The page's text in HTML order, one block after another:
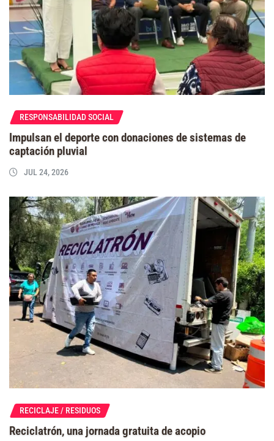
RESPONSABILIDAD SOCIAL
Impulsan el deporte con donaciones de sistemas de
captación pluvial
JUL 24, 2026
RECICLAJE / RESIDUOS
Reciclatrón, una jornada gratuita de acopio